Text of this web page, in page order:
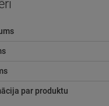
par produktu